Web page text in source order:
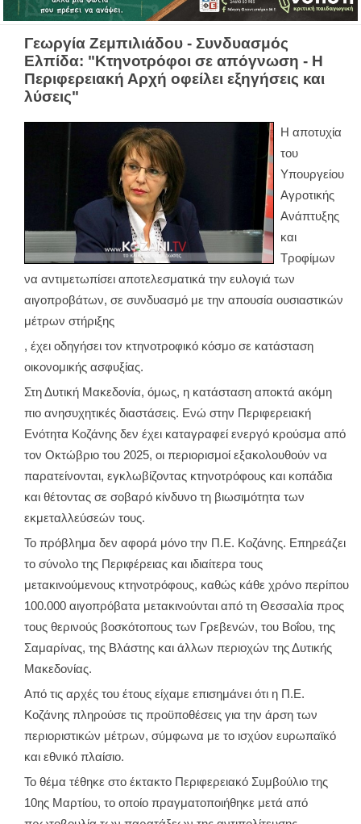
Γεωργία Ζεμπιλιάδου - Συνδυασμός
Ελπίδα: "Κτηνοτρόφοι σε απόγνωση - Η
Περιφερειακή Αρχή οφείλει εξηγήσεις και
λύσεις"
Η αποτυχία
του
Υπουργείου
Αγροτικής
Ανάπτυξης
και
Τροφίμων
να αντιμετωπίσει αποτελεσματικά την ευλογιά των
αιγοπροβάτων, σε συνδυασμό με την απουσία ουσιαστικών
μέτρων στήριξης
, έχει οδηγήσει τον κτηνοτροφικό κόσμο σε κατάσταση
οικονομικής ασφυξίας.
Στη Δυτική Μακεδονία, όμως, η κατάσταση αποκτά ακόμη
πιο ανησυχητικές διαστάσεις. Ενώ στην Περιφερειακή
Ενότητα Κοζάνης δεν έχει καταγραφεί ενεργό κρούσμα από
τον Οκτώβριο του 2025, οι περιορισμοί εξακολουθούν να
παρατείνονται, εγκλωβίζοντας κτηνοτρόφους και κοπάδια
και θέτοντας σε σοβαρό κίνδυνο τη βιωσιμότητα των
εκμεταλλεύσεών τους.
Το πρόβλημα δεν αφορά μόνο την Π.Ε. Κοζάνης. Επηρεάζει
το σύνολο της Περιφέρειας και ιδιαίτερα τους
μετακινούμενους κτηνοτρόφους, καθώς κάθε χρόνο περίπου
100.000 αιγοπρόβατα μετακινούνται από τη Θεσσαλία προς
τους θερινούς βοσκότοπους των Γρεβενών, του Βοΐου, της
Σαμαρίνας, της Βλάστης και άλλων περιοχών της Δυτικής
Μακεδονίας.
Από τις αρχές του έτους είχαμε επισημάνει ότι η Π.Ε.
Κοζάνης πληρούσε τις προϋποθέσεις για την άρση των
περιοριστικών μέτρων, σύμφωνα με το ισχύον ευρωπαϊκό
και εθνικό πλαίσιο.
Το θέμα τέθηκε στο έκτακτο Περιφερειακό Συμβούλιο της
10ης Μαρτίου, το οποίο πραγματοποιήθηκε μετά από